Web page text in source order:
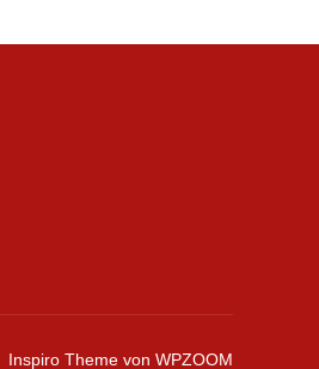
Inspiro Theme von WPZOOM